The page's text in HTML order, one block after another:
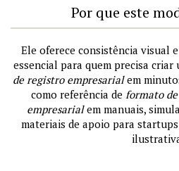
Por que este
Ele oferece consistência visual
essencial para quem precisa criar
de registro empresarialem
como referência de formato
empresarialem manuais,
materiais de apoio para